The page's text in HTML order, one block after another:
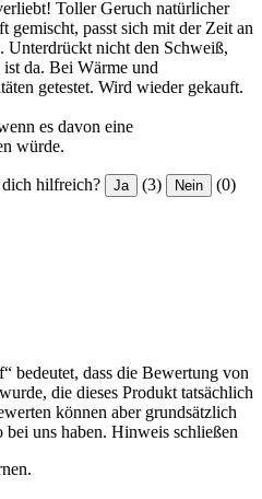
Toller Geruch natürlicher
gemischt, passt sich mit der Zeit an
nicht den Schweiß,
da. Bei Wärme und
getestet. Wird wieder gekauft.
es davon eine
würde.
hilfreich? Ja (3) Nein (0)
bedeutet, dass die Bewertung von
die dieses Produkt tatsächlich
können aber grundsätzlich
uns haben. Hinweis schließen